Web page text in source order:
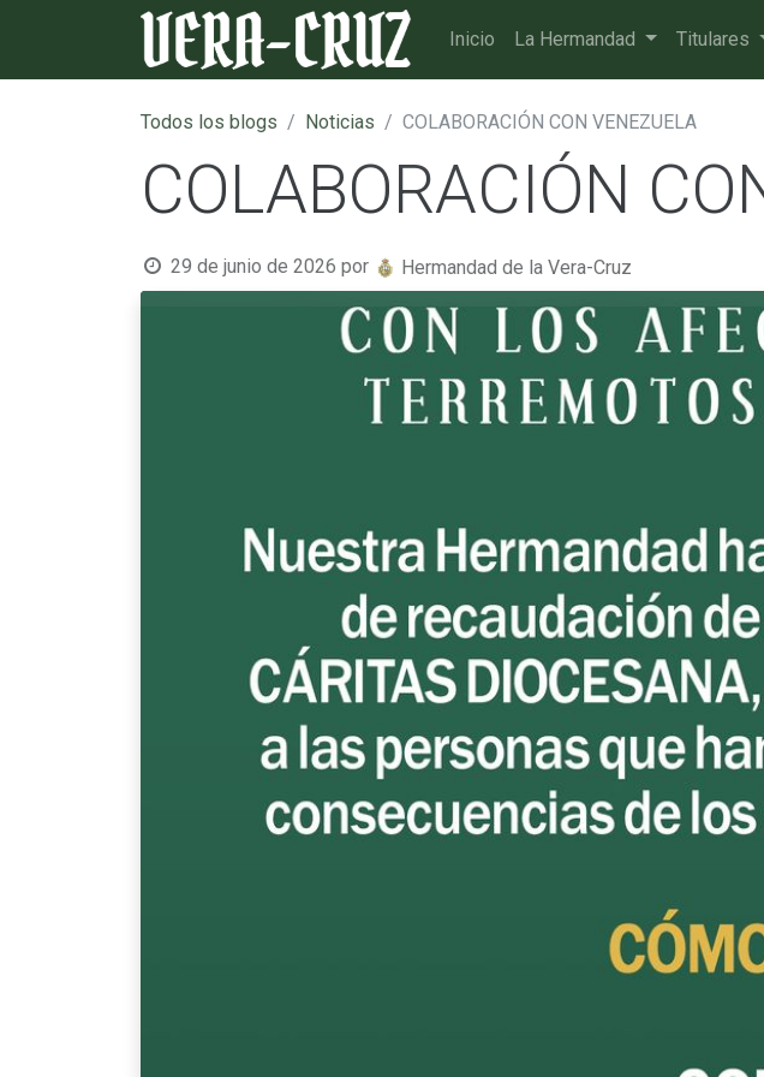
Inicio La Hermandad Titulares
Todos los blogs Noticias COLABORACIÓN CON VENEZUELA
COLABORACIÓN
29 de junio de 2026 por Hermandad de la Vera-Cruz